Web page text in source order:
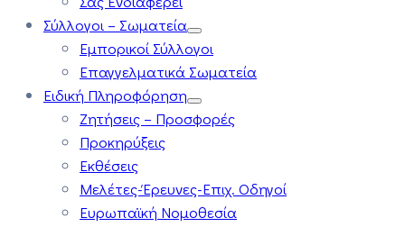
Σύλλογοι – Σωματεία
Εμπορικοί Σύλλογοι
Επαγγελματικά Σωματεία
Ειδική Πληροφόρηση
Ζητήσεις – Προσφορές
Προκηρύξεις
Εκθέσεις
Μελέτες-Έρευνες-Επιχ. Οδηγοί
Ευρωπαϊκή Νομοθεσία